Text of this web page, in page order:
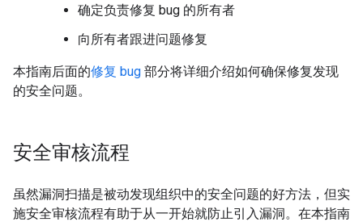
确定负责修复 bug 的所有者
向所有者跟进问题修复
本指南后面的修复 bug 部分将详细介绍如何确保修复发现
的安全问题。
安全审核流程
虽然漏洞扫描是被动发现组织中的安全问题的好方法，但实
施安全审核流程有助于从一开始就防止引入漏洞。在本指南